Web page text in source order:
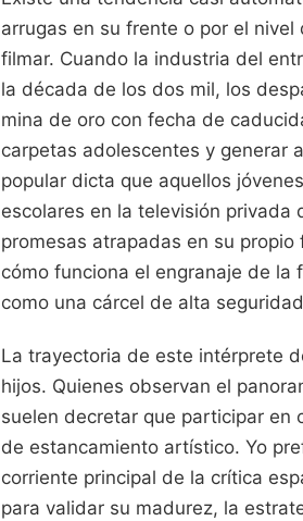
arrugas en su frente o por el
filmar. Cuando la industria del
la década de los dos mil, los
mina de oro con fecha de
carpetas adolescentes y generar
popular dicta que aquellos
escolares en la televisión privada
promesas atrapadas en su
cómo funciona el engranaje de la
como una cárcel de alta
La trayectoria de este intérprete
hijos. Quienes observan el
suelen decretar que participar en
de estancamiento artístico. Yo
corriente principal de la crítica
para validar su madurez, la